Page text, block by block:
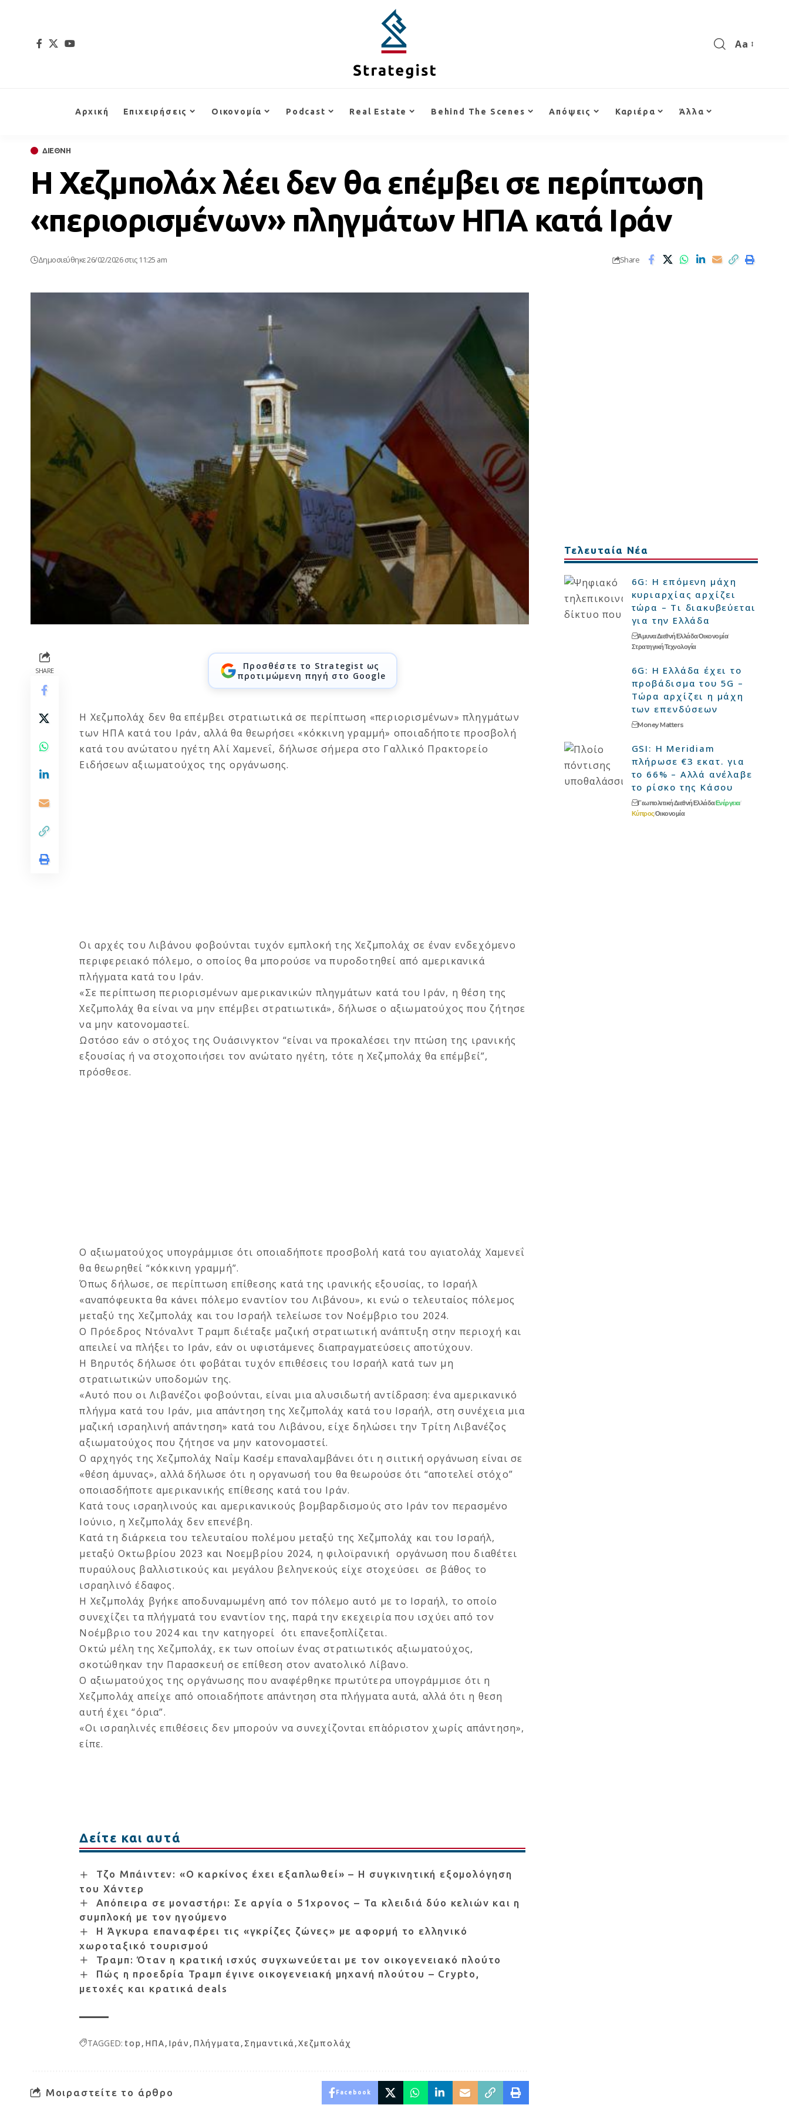
Aa
Αρχική Επιχειρήσεις Οικονομία Podcast Real Estate Behind The Scenes Απόψεις Καριέρα Άλλα
ΔΙΕΘΝΗ
Η Χεζμπολάχ λέει δεν θα επέμβει σε περίπτωση
«περιορισμένων» πληγμάτων ΗΠΑ κατά Ιράν
Δημοσιεύθηκε 26/02/2026 στις 11:25 am Share
SHARE
Προσθέστε το Strategist ως
προτιμώμενη πηγή στο Google
Η Χεζμπολάχ δεν θα επέμβει στρατιωτικά σε περίπτωση «περιορισμένων» πληγμάτων
των ΗΠΑ κατά του Ιράν, αλλά θα θεωρήσει «κόκκινη γραμμή» οποιαδήποτε προσβολή
κατά του ανώτατου ηγέτη Αλί Χαμενεΐ, δήλωσε σήμερα στο Γαλλικό Πρακτορείο
Ειδήσεων αξιωματούχος της οργάνωσης.
Οι αρχές του Λιβάνου φοβούνται τυχόν εμπλοκή της Χεζμπολάχ σε έναν ενδεχόμενο
περιφερειακό πόλεμο, ο οποίος θα μπορούσε να πυροδοτηθεί από αμερικανικά
πλήγματα κατά του Ιράν.
«Σε περίπτωση περιορισμένων αμερικανικών πληγμάτων κατά του Ιράν, η θέση της
Χεζμπολάχ θα είναι να μην επέμβει στρατιωτικά», δήλωσε ο αξιωματούχος που ζήτησε
να μην κατονομαστεί.
Ωστόσο εάν ο στόχος της Ουάσινγκτον “είναι να προκαλέσει την πτώση της ιρανικής
εξουσίας ή να στοχοποιήσει τον ανώτατο ηγέτη, τότε η Χεζμπολάχ θα επέμβεί”,
πρόσθεσε.
Ο αξιωματούχος υπογράμμισε ότι οποιαδήποτε προσβολή κατά του αγιατολάχ Χαμενεΐ
θα θεωρηθεί “κόκκινη γραμμή”.
Όπως δήλωσε, σε περίπτωση επίθεσης κατά της ιρανικής εξουσίας, το Ισραήλ
«αναπόφευκτα θα κάνει πόλεμο εναντίον του Λιβάνου», κι ενώ ο τελευταίος πόλεμος
μεταξύ της Χεζμπολάχ και του Ισραήλ τελείωσε τον Νοέμβριο του 2024.
Ο Πρόεδρος Ντόναλντ Τραμπ διέταξε μαζική στρατιωτική ανάπτυξη στην περιοχή και
απειλεί να πλήξει το Ιράν, εάν οι υφιστάμενες διαπραγματεύσεις αποτύχουν.
Η Βηρυτός δήλωσε ότι φοβάται τυχόν επιθέσεις του Ισραήλ κατά των μη
στρατιωτικών υποδομών της.
«Αυτό που οι Λιβανέζοι φοβούνται, είναι μια αλυσιδωτή αντίδραση: ένα αμερικανικό
πλήγμα κατά του Ιράν, μια απάντηση της Χεζμπολάχ κατά του Ισραήλ, στη συνέχεια μια
μαζική ισραηλινή απάντηση» κατά του Λιβάνου, είχε δηλώσει την Τρίτη Λιβανέζος
αξιωματούχος που ζήτησε να μην κατονομαστεί.
Ο αρχηγός της Χεζμπολάχ Ναΐμ Κασέμ επαναλαμβάνει ότι η σιιτική οργάνωση είναι σε
«θέση άμυνας», αλλά δήλωσε ότι η οργανωσή του θα θεωρούσε ότι “αποτελεί στόχο”
οποιασδήποτε αμερικανικής επίθεσης κατά του Ιράν.
Κατά τους ισραηλινούς και αμερικανικούς βομβαρδισμούς στο Ιράν τον περασμένο
Ιούνιο, η Χεζμπολάχ δεν επενέβη.
Κατά τη διάρκεια του τελευταίου πολέμου μεταξύ της Χεζμπολάχ και του Ισραήλ,
μεταξύ Οκτωβρίου 2023 και Νοεμβρίου 2024, η φιλοϊρανική οργάνωση που διαθέτει
πυραύλους βαλλιστικούς και μεγάλου βεληνεκούς είχε στοχεύσει σε βάθος το
ισραηλινό έδαφος.
Η Χεζμπολάχ βγήκε αποδυναμωμένη από τον πόλεμο αυτό με το Ισραήλ, το οποίο
συνεχίζει τα πλήγματά του εναντίον της, παρά την εκεχειρία που ισχύει από τον
Νοέμβριο του 2024 και την κατηγορεί ότι επανεξοπλίζεται.
Οκτώ μέλη της Χεζμπολάχ, εκ των οποίων ένας στρατιωτικός αξιωματούχος,
σκοτώθηκαν την Παρασκευή σε επίθεση στον ανατολικό Λίβανο.
Ο αξιωματούχος της οργάνωσης που αναφέρθηκε πρωτύτερα υπογράμμισε ότι η
Χεζμπολάχ απείχε από οποιαδήποτε απάντηση στα πλήγματα αυτά, αλλά ότι η θεση
αυτή έχει “όρια”.
«Οι ισραηλινές επιθέσεις δεν μπορούν να συνεχίζονται επ΄αόριστον χωρίς απάντηση»,
είπε.
Δείτε και αυτά
Τζο Μπάιντεν: «Ο καρκίνος έχει εξαπλωθεί» – Η συγκινητική εξομολόγηση
του Χάντερ
Απόπειρα σε μοναστήρι: Σε αργία ο 51χρονος – Τα κλειδιά δύο κελιών και η
συμπλοκή με τον ηγούμενο
Η Άγκυρα επαναφέρει τις «γκρίζες ζώνες» με αφορμή το ελληνικό
χωροταξικό τουρισμού
Τραμπ: Όταν η κρατική ισχύς συγχωνεύεται με τον οικογενειακό πλούτο
Πώς η προεδρία Τραμπ έγινε οικογενειακή μηχανή πλούτου – Crypto,
μετοχές και κρατικά deals
TAGGED: top ΗΠΑ Ιράν Πλήγματα Σημαντικά Χεζμπολάχ
Μοιραστείτε το άρθρο Facebook
Τελευταία Νέα
6G: Η επόμενη μάχη
κυριαρχίας αρχίζει
τώρα – Τι διακυβεύεται
για την Ελλάδα
ΆμυναΔιεθνήΕλλάδαΟικονομία
ΣτρατηγικήΤεχνολογία
6G: Η Ελλάδα έχει το
προβάδισμα του 5G –
Τώρα αρχίζει η μάχη
των επενδύσεων
Money Matters
GSI: Η Meridiam
πλήρωσε €3 εκατ. για
το 66% – Αλλά ανέλαβε
το ρίσκο της Κάσου
ΓεωπολιτικήΔιεθνήΕλλάδαΕνέργεια
ΚύπροςΟικονομία